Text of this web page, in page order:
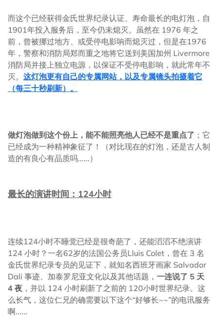
而这个已经获得金氏世界纪录认证、寿命最长的电灯泡，自
1901年投入服务后，至今仍未熄灭。虽然在 1976 年之
前，曾被挪过地方、或受停电影响而熄灭过，但是在1976
年，警察和消防局郑而重之地将它送到美国加州 Livermore
消防局并接上独立电源，以保证不受停电影响，就此常年不
灭。 这灯泡更有自己的专属网站，以及专属镜头拍摄着它
（每三十秒刷新）。
做灯泡做到这个份上，能不能照亮他人已经不是重点了 ；它
已经成为一种精神象征了！（对比现在的灯泡，还是古人制
造的有良心有品质吗......）
最长的演讲时间：124小时
连续124小时不睡觉已经是很奇葩了，还能滔滔不绝演讲
124 小时？一名62岁的法国公务员Lluis Colet，曾在 3 名
金氏世界纪录专员的见证下，就知名西班牙画家 Salvador
Dali 事迹、加泰罗尼亚文化以及其他话题， 一连说了 5 天
4 夜 ，并以 124 小时刷新了之前的 120小时世界纪录。这
么长气，这位仁兄的确需要以下这个“好够长~~”的电讯服务
啊......